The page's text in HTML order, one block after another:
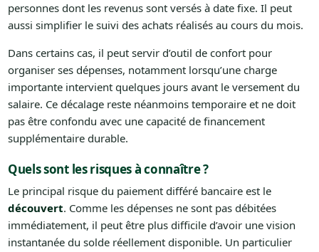
personnes dont les revenus sont versés à date fixe. Il peut
aussi simplifier le suivi des achats réalisés au cours du mois.
Dans certains cas, il peut servir d’outil de confort pour
organiser ses dépenses, notamment lorsqu’une charge
importante intervient quelques jours avant le versement du
salaire. Ce décalage reste néanmoins temporaire et ne doit
pas être confondu avec une capacité de financement
supplémentaire durable.
Quels sont les risques à connaître ?
Le principal risque du paiement différé bancaire est le
découvert. Comme les dépenses ne sont pas débitées
immédiatement, il peut être plus difficile d’avoir une vision
instantanée du solde réellement disponible. Un particulier